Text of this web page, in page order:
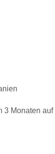
3 Monaten auf